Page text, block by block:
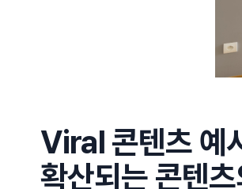
Viral 콘텐츠 예
확산되는 콘텐